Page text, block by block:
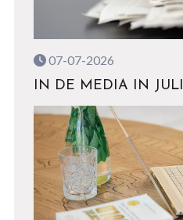
07-07-2026
IN DE MEDIA IN JULI